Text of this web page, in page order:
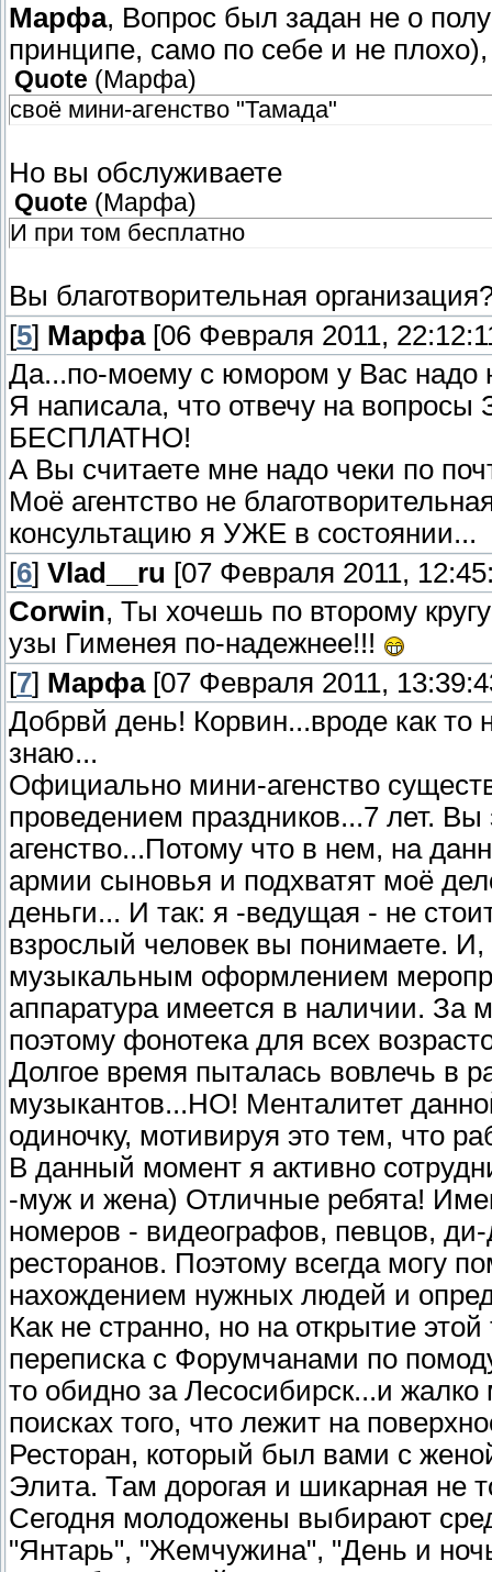
Марфа, Вопрос был задан не о
принципе, само по себе и не
Quote (Марфа)
своё мини-агенство "Тамада"
Но вы обслуживаете
Quote (Марфа)
И при том бесплатно
Вы благотворительная
[5] Марфа[06 Февраля 2011,
Да...по-моему с юмором у Вас надо
Я написала, что отвечу на
БЕСПЛАТНО!
А Вы считаете мне надо чеки по
Моё агентство не
консультацию я УЖЕ в состоянии...
[6] Vlad__ru [07 Февраля 2011,
Corwin, Ты хочешь по второму
узы Гименея по-надежнее!!!
[7] Марфа[07 Февраля 2011,
Добрвй день! Корвин...вроде как
знаю...
Официально мини-агенство
проведением праздников...7 лет.
агенство...Потому что в нем, на
армии сыновья и подхватят моё
деньги... И так: я -ведущая - не
взрослый человек вы понимаете.
музыкальным оформлением
аппаратура имеется в наличии. За
поэтому фонотека для всех
Долгое время пыталась вовлечь в
музыкантов...НО! Менталитет
одиночку, мотивируя это тем, что
В данный момент я активно
-муж и жена) Отличные ребята!
номеров - видеографов, певцов,
ресторанов. Поэтому всегда могу
нахождением нужных людей и
Как не странно, но на открытие
переписка с Форумчанами по
то обидно за Лесосибирск...и
поисках того, что лежит на
Ресторан, который был вами с
Элита. Там дорогая и шикарная не
Сегодня молодожены выбирают
"Янтарь", "Жемчужина", "День и